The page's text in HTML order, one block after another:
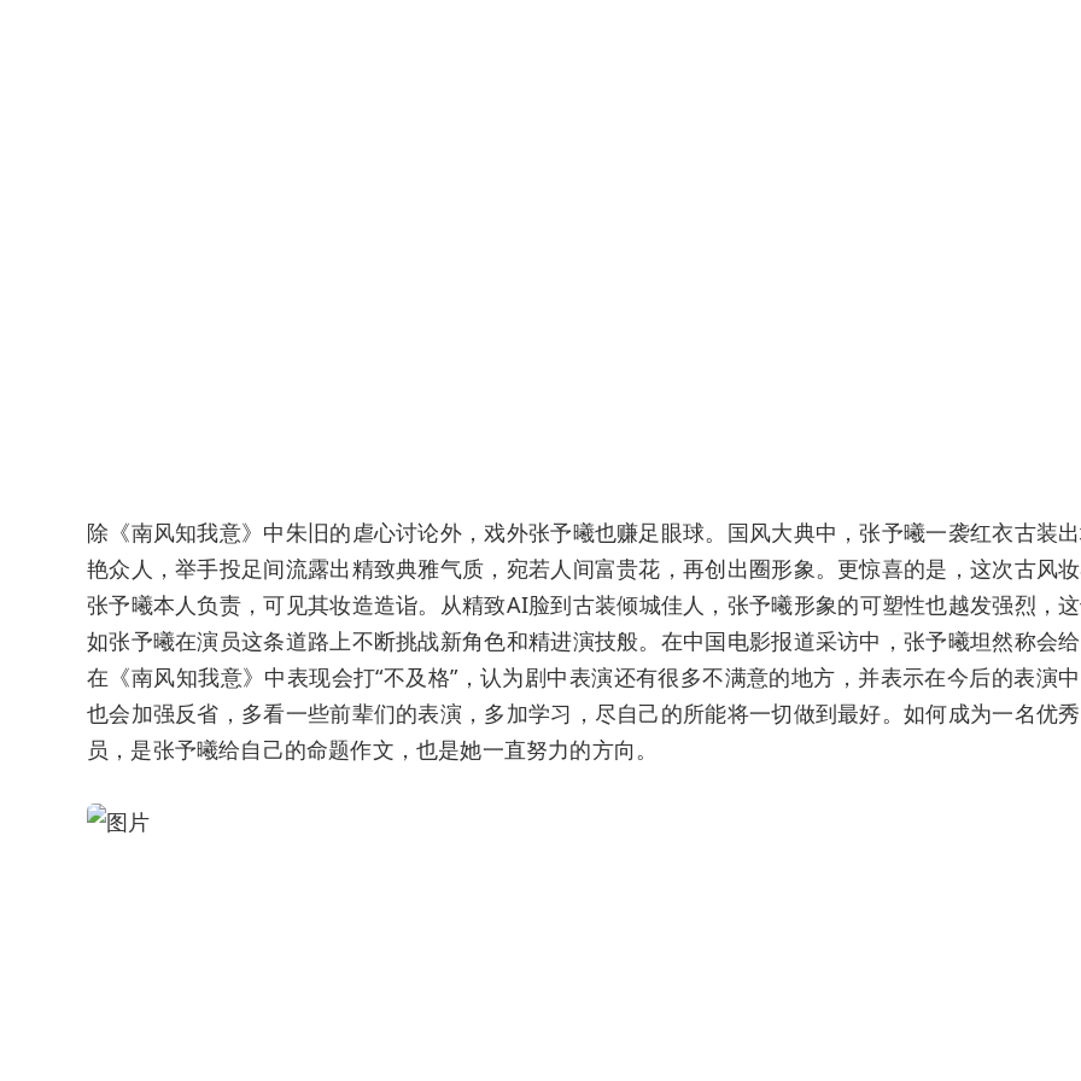
除《南风知我意》中朱旧的虐心讨论外，戏外张予曦也赚足眼球。国风大典中，张予曦一袭红衣古装
艳众人，举手投足间流露出精致典雅气质，宛若人间富贵花，再创出圈形象。更惊喜的是，这次古风
张予曦本人负责，可见其妆造造诣。从精致AI脸到古装倾城佳人，张予曦形象的可塑性也越发强烈，
如张予曦在演员这条道路上不断挑战新角色和精进演技般。在中国电影报道采访中，张予曦坦然称会
在《南风知我意》中表现会打“不及格”，认为剧中表演还有很多不满意的地方，并表示在今后的表演
也会加强反省，多看一些前辈们的表演，多加学习，尽自己的所能将一切做到最好。如何成为一名优
员，是张予曦给自己的命题作文，也是她一直努力的方向。